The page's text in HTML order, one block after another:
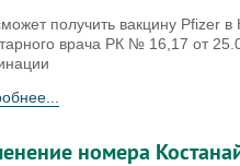
получить вакцину Pfizer
врача РК № 16,17 от
номера